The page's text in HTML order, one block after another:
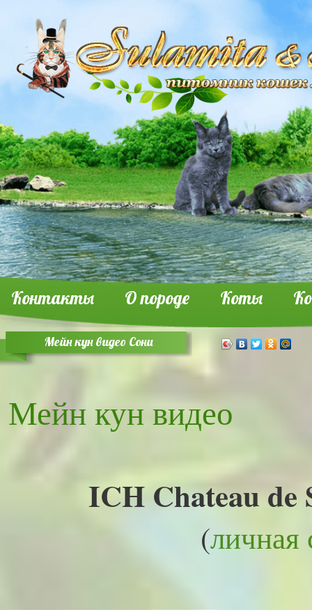
Контакты О породе Коты
Мейн кун видео Сони
Мейн кун видео
ICH Chateau
(личная